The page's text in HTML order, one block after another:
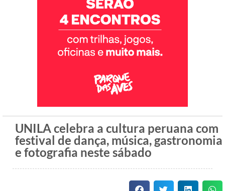
UNILA celebra a cultura peruana com
festival de dança, música, gastronomia
e fotografia neste sábado